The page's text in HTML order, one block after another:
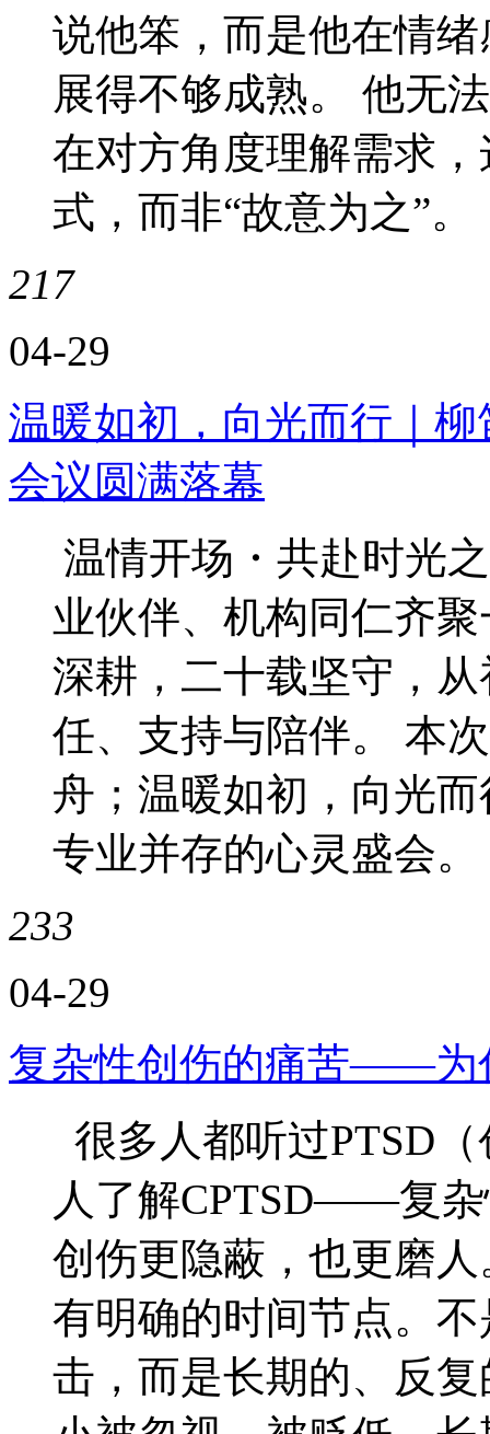
说他笨，而是他在情
展得不够成熟。 他无
在对方角度理解需求
式，而非“故意为之”。
217
04-29
温暖如初，向光而行｜
会议圆满落幕
温情开场・共赴时光
业伙伴、机构同仁齐
深耕，二十载坚守，
任、支持与陪伴。 本
舟；温暖如初，向光
专业并存的心灵盛会
233
04-29
复杂性创伤的痛苦——为
很多人都听过PTSD
人了解CPTSD——复
创伤更隐蔽，也更磨
有明确的时间节点。
击，而是长期的、反